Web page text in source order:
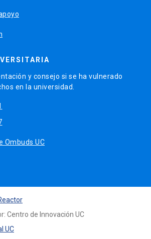
y consejo si se ha vulnerado
en la universidad.
Ombuds UC
Centro de Innovación UC
UC